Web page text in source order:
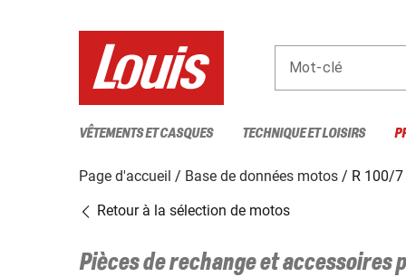
Mot-clé
VÊTEMENTS ET CASQUES TECHNIQUE ET LOISIRS
Page d'accueil Base de données motos
R 100/7
Retour à la sélection de motos
Pièces de rechange et accessoires